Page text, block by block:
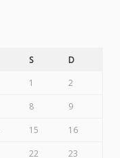
S
D
1
2
8
9
15
16
22
23